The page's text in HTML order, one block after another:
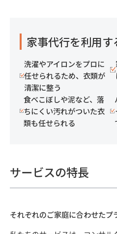
家事代行を利用す
洗濯やアイロンをプロに
任せられるため、衣類が
清潔に整う
食べこぼしや泥など、落
ちにくい汚れがついた衣
類も任せられる
サービスの特長
それぞれのご家庭に合わせたプ